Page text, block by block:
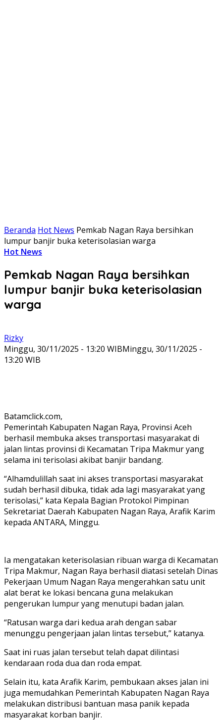
Beranda Hot News Pemkab Nagan Raya bersihkan
lumpur banjir buka keterisolasian warga
Hot News
Pemkab Nagan Raya bersihkan
lumpur banjir buka keterisolasian
warga
Rizky
Minggu, 30/11/2025 - 13:20 WIBMinggu, 30/11/2025 -
13:20 WIB
Batamclick.com,
Pemerintah Kabupaten Nagan Raya, Provinsi Aceh
berhasil membuka akses transportasi masyarakat di
jalan lintas provinsi di Kecamatan Tripa Makmur yang
selama ini terisolasi akibat banjir bandang.
“Alhamdulillah saat ini akses transportasi masyarakat
sudah berhasil dibuka, tidak ada lagi masyarakat yang
terisolasi,” kata Kepala Bagian Protokol Pimpinan
Sekretariat Daerah Kabupaten Nagan Raya, Arafik Karim
kepada ANTARA, Minggu.
Ia mengatakan keterisolasian ribuan warga di Kecamatan
Tripa Makmur, Nagan Raya berhasil diatasi setelah Dinas
Pekerjaan Umum Nagan Raya mengerahkan satu unit
alat berat ke lokasi bencana guna melakukan
pengerukan lumpur yang menutupi badan jalan.
“Ratusan warga dari kedua arah dengan sabar
menunggu pengerjaan jalan lintas tersebut,” katanya.
Saat ini ruas jalan tersebut telah dapat dilintasi
kendaraan roda dua dan roda empat.
Selain itu, kata Arafik Karim, pembukaan akses jalan ini
juga memudahkan Pemerintah Kabupaten Nagan Raya
melakukan distribusi bantuan masa panik kepada
masyarakat korban banjir.